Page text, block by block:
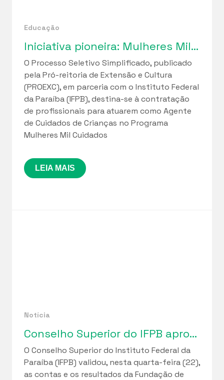
Educação
Iniciativa pioneira: Mulheres Mil Cuidados lança seleção de profissionais para implantação de Cuidotecas na Paraíba
O Processo Seletivo Simplificado, publicado
pela Pró-reitoria de Extensão e Cultura
(PROEXC), em parceria com o Instituto Federal
da Paraíba (IFPB), destina-se à contratação
de profissionais para atuarem como Agente
de Cuidados de Crianças no Programa
Mulheres Mil Cuidados
LEIA MAIS
Notícia
Conselho Superior do IFPB aprova relatórios de gestão da Funetec e ciclo de regularização fiscal iniciado em 2023
O Conselho Superior do Instituto Federal da
Paraíba (IFPB) validou, nesta quarta-feira (22),
as contas e os resultados da Fundação de